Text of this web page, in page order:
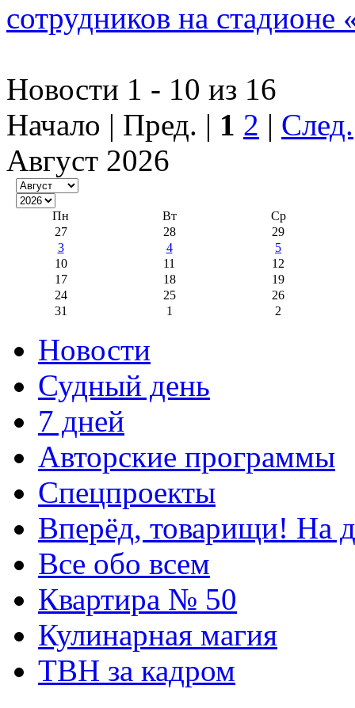
сотрудников на
Новости 1 - 10 из 16
Начало | Пред. | 1 2 | След.
Август 2026
Пн Вт
Ср
27
28
29
3
4
5
10
11
12
17
18
19
24
25
26
31
1 2
Новости
Судный день
7 дней
Авторские программы
Спецпроекты
Вперёд, товарищи! На
Все обо всем
Квартира № 50
Кулинарная магия
ТВН за кадром